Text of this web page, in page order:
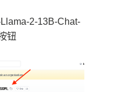
2-13B-Chat-
钮